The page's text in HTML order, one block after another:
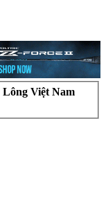
Việt Nam